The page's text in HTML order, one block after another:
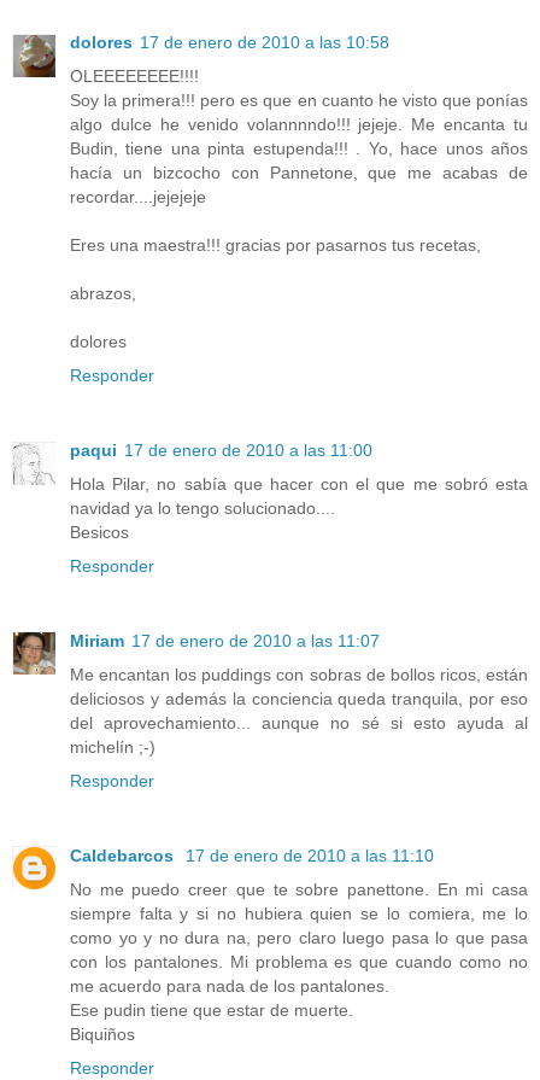
dolores 17 de enero de 2010 a las 10:58
OLEEEEEEEE!!!!
Soy la primera!!! pero es que en cuanto he visto que ponías
algo dulce he venido volannnndo!!! jejeje. Me encanta tu
Budin, tiene una pinta estupenda!!! . Yo, hace unos años
hacía un bizcocho con Pannetone, que me acabas de
recordar....jejejeje
Eres una maestra!!! gracias por pasarnos tus recetas,
abrazos,
dolores
Responder
paqui 17 de enero de 2010 a las 11:00
Hola Pilar, no sabía que hacer con el que me sobró esta
navidad ya lo tengo solucionado....
Besicos
Responder
Miriam 17 de enero de 2010 a las 11:07
Me encantan los puddings con sobras de bollos ricos, están
deliciosos y además la conciencia queda tranquila, por eso
del aprovechamiento... aunque no sé si esto ayuda al
michelín ;-)
Responder
Caldebarcos
17 de enero de 2010 a las 11:10
No me puedo creer que te sobre panettone. En mi casa
siempre falta y si no hubiera quien se lo comiera, me lo
como yo y no dura na, pero claro luego pasa lo que pasa
con los pantalones. Mi problema es que cuando como no
me acuerdo para nada de los pantalones.
Ese pudin tiene que estar de muerte.
Biquiños
Responder